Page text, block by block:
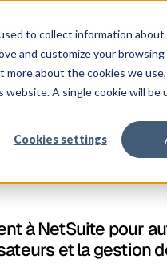
to collect information
and customize your
about the cookies we use,
A single cookie will
Cookies settings
Clients
à NetSuite pour
et la gestion